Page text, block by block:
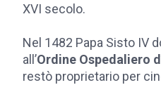
XVI secolo.
Nel 1482 Papa Sisto IV
all’Ordine Ospedaliero
restò proprietario per